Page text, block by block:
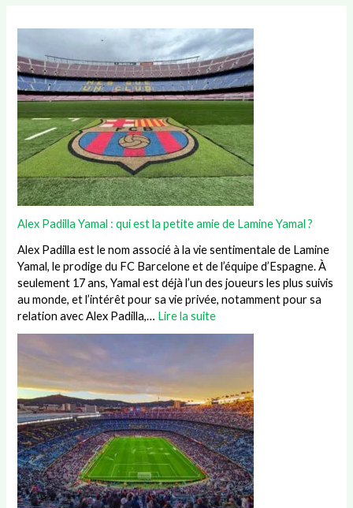
Alex Padilla Yamal : qui est la petite amie de Lamine Yamal ?
Alex Padilla est le nom associé à la vie sentimentale de Lamine
Yamal, le prodige du FC Barcelone et de l’équipe d’Espagne. À
seulement 17 ans, Yamal est déjà l’un des joueurs les plus suivis
au monde, et l’intérêt pour sa vie privée, notamment pour sa
relation avec Alex Padilla,… Lire la suite